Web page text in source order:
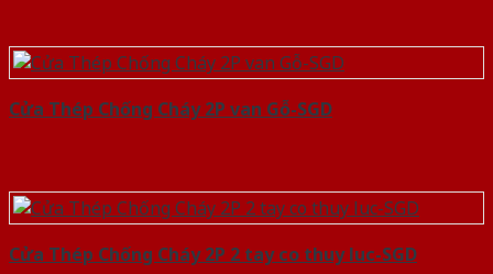
Cửa Thép Chống Cháy 2P van Gỗ-SGD
Cửa Thép Chống Cháy 2P 2 tay co thuy luc-SGD